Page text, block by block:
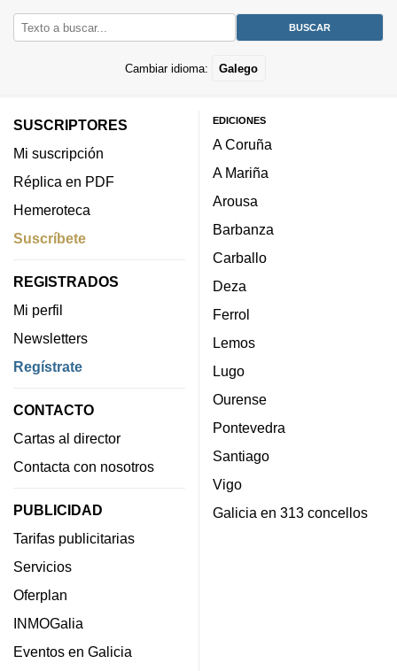
Cambiar idioma: Galego
SUSCRIPTORES
Mi suscripción
Réplica en PDF
Hemeroteca
Suscríbete
REGISTRADOS
Mi perfil
Newsletters
Regístrate
CONTACTO
Cartas al director
Contacta con nosotros
PUBLICIDAD
Tarifas publicitarias
Servicios
Oferplan
INMOGalia
Eventos en Galicia
EDICIONES
A Coruña
A Mariña
Arousa
Barbanza
Carballo
Deza
Ferrol
Lemos
Lugo
Ourense
Pontevedra
Santiago
Vigo
Galicia en 313 concellos